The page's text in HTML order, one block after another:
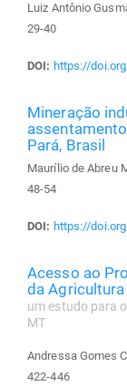
Luiz Antônio
29-40
DOI: https://
Mineração
Pará, Brasil
Maurílio de Abreu
48-54
DOI: https://
Acesso ao
da Agricultura
um estudo para
MT
Andressa Gomes
422-446